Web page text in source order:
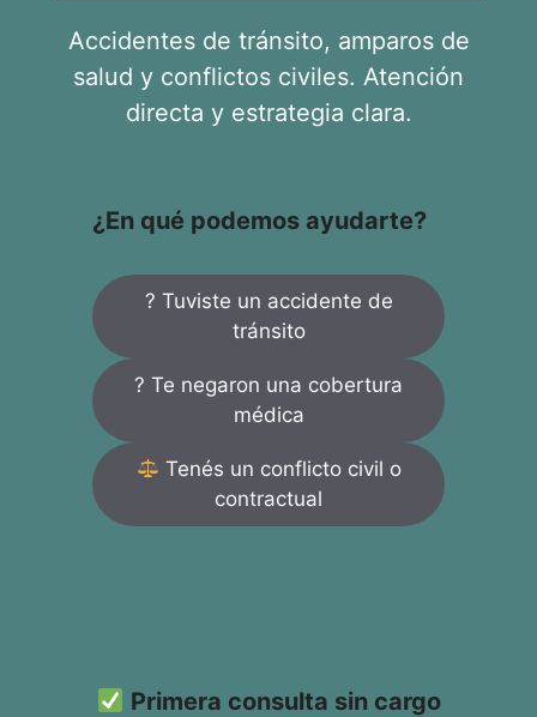
Accidentes de tránsito, amparos de
salud y conflictos civiles. Atención
directa y estrategia clara.
¿En qué podemos ayudarte?
? Tuviste un accidente de
tránsito
? Te negaron una cobertura
médica
Tenés un conflicto civil o
contractual
Primera consulta sin cargo